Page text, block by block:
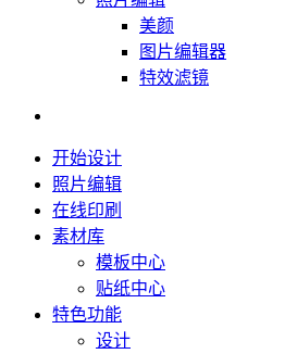
美颜
图片编辑器
特效滤镜
开始设计
照片编辑
在线印刷
素材库
模板中心
贴纸中心
特色功能
设计